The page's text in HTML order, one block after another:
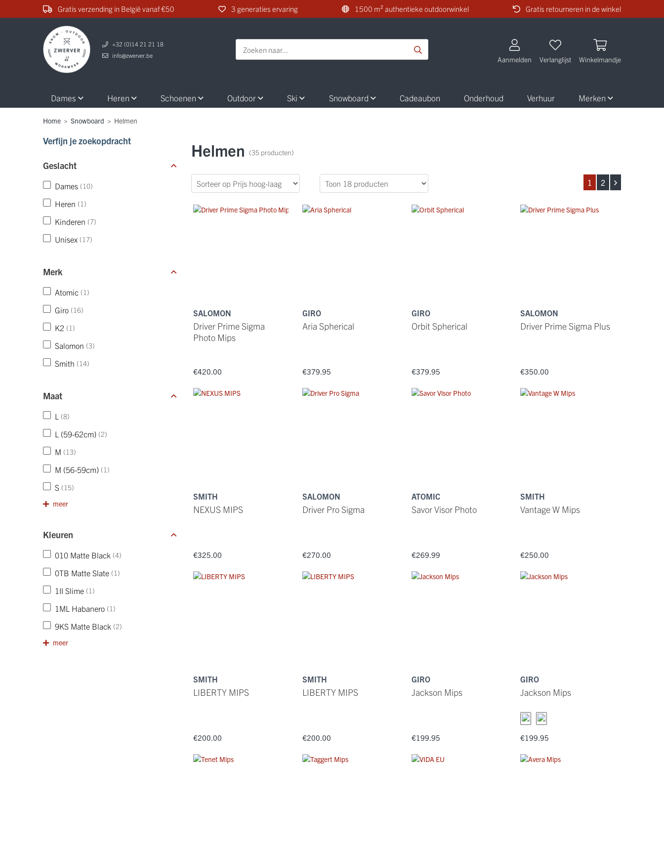
Gratis verzending in België vanaf €50 3 generaties ervaring 1500 m² authentieke outdoorwinkel Gratis retourneren in de winkel
+32 (0)14 21 21 18
info@zwerver.be
Aanmelden Verlanglijst Winkelmandje
Dames Heren Schoenen Outdoor Ski Snowboard Cadeaubon Onderhoud Verhuur Merken
Home > Snowboard > Helmen
Verfijn je zoekopdracht
Geslacht
Dames (10)
Heren (1)
Kinderen (7)
Unisex (17)
Merk
Atomic (1)
Giro (16)
K2 (1)
Salomon (3)
Smith (14)
Maat
L (8)
L (59-62cm) (2)
M (13)
M (56-59cm) (1)
S (15)
meer
Kleuren
010 Matte Black (4)
0TB Matte Slate (1)
1II Slime (1)
1ML Habanero (1)
9KS Matte Black (2)
meer
Helmen (35 producten)
1 2
SALOMON
Driver Prime Sigma
Photo Mips
€420.00
GIRO
Aria Spherical
€379.95
GIRO
Orbit Spherical
€379.95
SALOMON
Driver Prime Sigma Plus
€350.00
SMITH
NEXUS MIPS
€325.00
SALOMON
Driver Pro Sigma
€270.00
ATOMIC
Savor Visor Photo
€269.99
SMITH
Vantage W Mips
€250.00
SMITH
LIBERTY MIPS
€200.00
SMITH
LIBERTY MIPS
€200.00
GIRO
Jackson Mips
€199.95
GIRO
Jackson Mips
€199.95